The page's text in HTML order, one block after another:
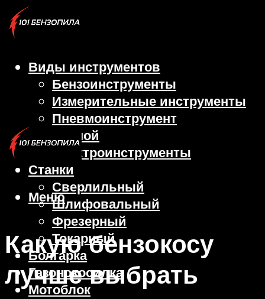
Виды инструментов
Бензоинструменты
Измерительные инструменты
Пневмоинструмент
Ручной
Электроинструменты
Станки
Сверлильный
Шлифовальный
Фрезерный
Токарный
Болгарка
Газонокосилка
Мотоблок
Меню
Какую бензокосу
лучше выбрать